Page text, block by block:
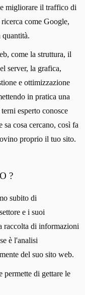
migliorare il traffico di
come Google,
quantità.
come la struttura, il
server, la grafica,
e ottimizzazione
in pratica una
esperto conosce
cosa cercano, così fa
proprio il tuo sito.
?
subito di
e i suoi
raccolta di informazioni
è l'analisi
del suo sito web.
permette di gettare le